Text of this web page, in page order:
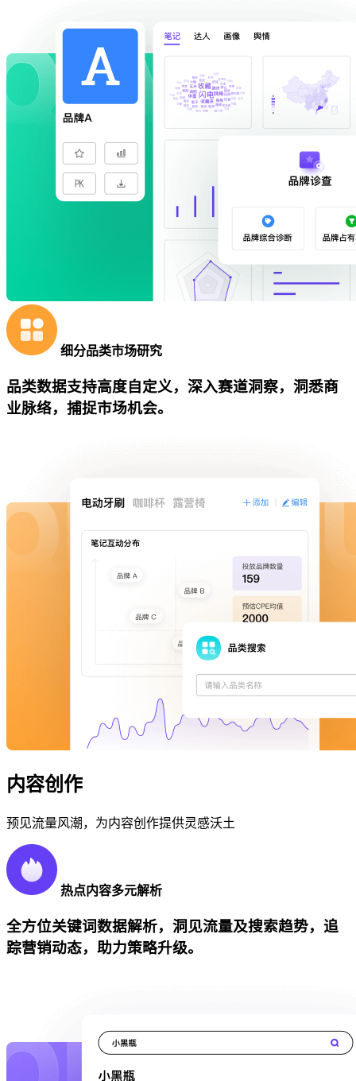
细分品类市场研究
品类数据支持高度自定义，深入赛道洞察，洞悉商
业脉络，捕捉市场机会。
内容创作
预见流量风潮，为内容创作提供灵感沃土
热点内容多元解析
全方位关键词数据解析，洞见流量及搜索趋势，追
踪营销动态，助力策略升级。